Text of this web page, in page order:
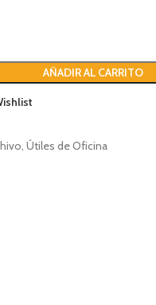
AÑADIR AL CARRITO
, Útiles de Oficina